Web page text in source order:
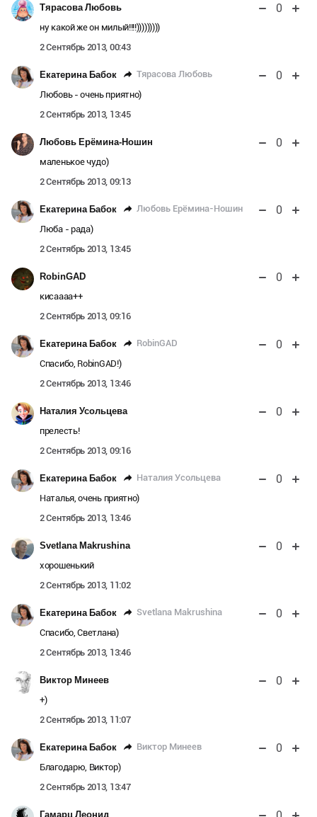
Тярасова Любовь 0
ну какой же он милый!!!!)))))))))
2 Сентябрь 2013, 00:43
Екатерина Бабок Тярасова Любовь 0
Любовь - очень приятно)
2 Сентябрь 2013, 13:45
Любовь Ерёмина-Ношин 0
маленькое чудо)
2 Сентябрь 2013, 09:13
Екатерина Бабок Любовь Ерёмина-Ношин 0
Люба - рада)
2 Сентябрь 2013, 13:45
RobinGAD 0
кисаааа++
2 Сентябрь 2013, 09:16
Екатерина Бабок RobinGAD 0
Спасибо, RobinGAD!)
2 Сентябрь 2013, 13:46
Наталия Усольцева 0
прелесть!
2 Сентябрь 2013, 09:16
Екатерина Бабок Наталия Усольцева 0
Наталья, очень приятно)
2 Сентябрь 2013, 13:46
Svetlana Makrushina 0
хорошенький
2 Сентябрь 2013, 11:02
Екатерина Бабок Svetlana Makrushina 0
Спасибо, Светлана)
2 Сентябрь 2013, 13:46
Виктор Минеев 0
+)
2 Сентябрь 2013, 11:07
Екатерина Бабок Виктор Минеев 0
Благодарю, Виктор)
2 Сентябрь 2013, 13:47
Гамарц Леонид